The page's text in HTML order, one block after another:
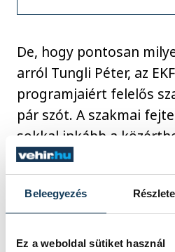
Beleegyezés
Ez a weboldal sütiket használ
De, hogy pontosan
arról Tungli Péter, az
programjaiért felelős
pár szót. A szakmai
sokkal inkább a
szellemében kifejtette,
malátából és kétféle
amíg első a lágyabb
klasszikus kesernyés
söröknek. Az EKF söre